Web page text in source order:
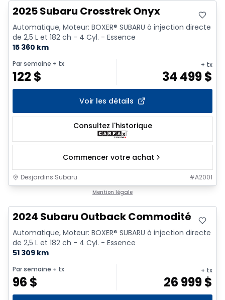
2025 Subaru Crosstrek Onyx
Automatique, Moteur: BOXER® SUBARU à injection directe
de 2,5 L et 182 ch - 4 Cyl. - Essence
15 360 km
Par semaine + tx
122 $
+ tx
34 499$
Voir les détails
Consultez l'historique
Commencer votre achat
Desjardins Subaru #A2001
Mention légale
2024 Subaru Outback Commodité
Automatique, Moteur: BOXER® SUBARU à injection directe
de 2,5 L et 182 ch - 4 Cyl. - Essence
51 309 km
Par semaine + tx
96 $
+ tx
26 999$